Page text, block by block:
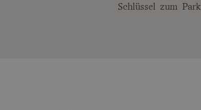
Schlüssel zum